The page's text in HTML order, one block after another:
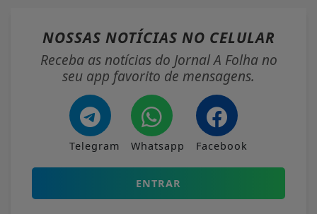
NOSSAS NOTÍCIAS NO CELULAR
Receba as notícias do Jornal A Folha no
seu app favorito de mensagens.
Telegram Whatsapp Facebook
ENTRAR